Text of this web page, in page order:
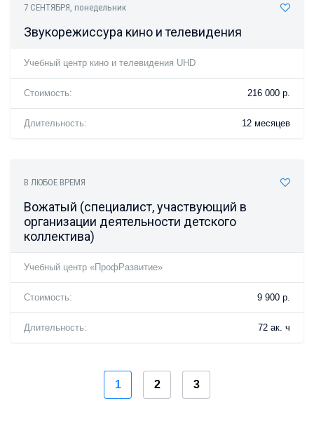
7 СЕНТЯБРЯ, понедельник
Звукорежиссура кино и телевидения
Учебный центр кино и телевидения UHD
Стоимость: 216 000 р.
Длительность: 12 месяцев
В ЛЮБОЕ ВРЕМЯ
Вожатый (специалист, участвующий в
организации деятельности детского
коллектива)
Учебный центр «ПрофРазвитие»
Стоимость: 9 900 р.
Длительность: 72 ак. ч
1 2 3